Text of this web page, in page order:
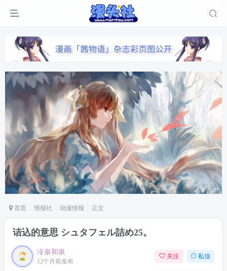
首页 情报社 动漫情报 正文
诘込的意思 シュタフェル詰め25。
冷泉和泉
12个月前发布
关注 私信